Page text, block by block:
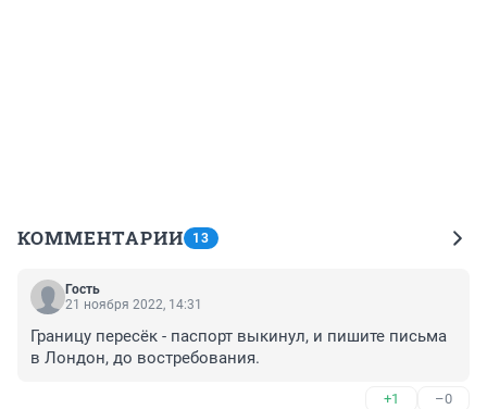
КОММЕНТАРИИ 13
Гость
21 ноября 2022, 14:31
Границу пересёк - паспорт выкинул, и пишите письма
в Лондон, до востребования.
+1 –0